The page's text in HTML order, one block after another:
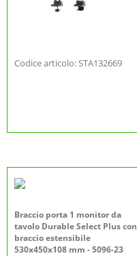
Codice articolo: STA132669
Braccio porta 1 monitor da
tavolo Durable Select Plus con
braccio estensibile
530x450x108 mm - 5096-23